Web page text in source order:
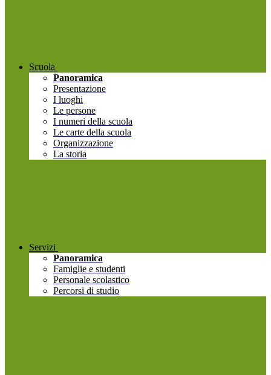
Scuola
Panoramica
Presentazione
I luoghi
Le persone
I numeri della scuola
Le carte della scuola
Organizzazione
La storia
Servizi
Panoramica
Famiglie e studenti
Personale scolastico
Percorsi di studio